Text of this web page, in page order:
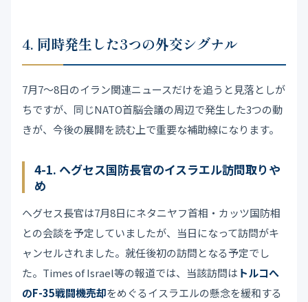
4. 同時発生した3つの外交シグナル
7月7〜8日のイラン関連ニュースだけを追うと見落としが
ちですが、同じNATO首脳会議の周辺で発生した3つの動
きが、今後の展開を読む上で重要な補助線になります。
4-1. ヘグセス国防長官のイスラエル訪問取りや
め
ヘグセス長官は7月8日にネタニヤフ首相・カッツ国防相
との会談を予定していましたが、当日になって訪問がキ
ャンセルされました。就任後初の訪問となる予定でし
た。Times of Israel等の報道では、当該訪問は トルコへ
のF-35戦闘機売却をめぐるイスラエルの懸念を緩和する